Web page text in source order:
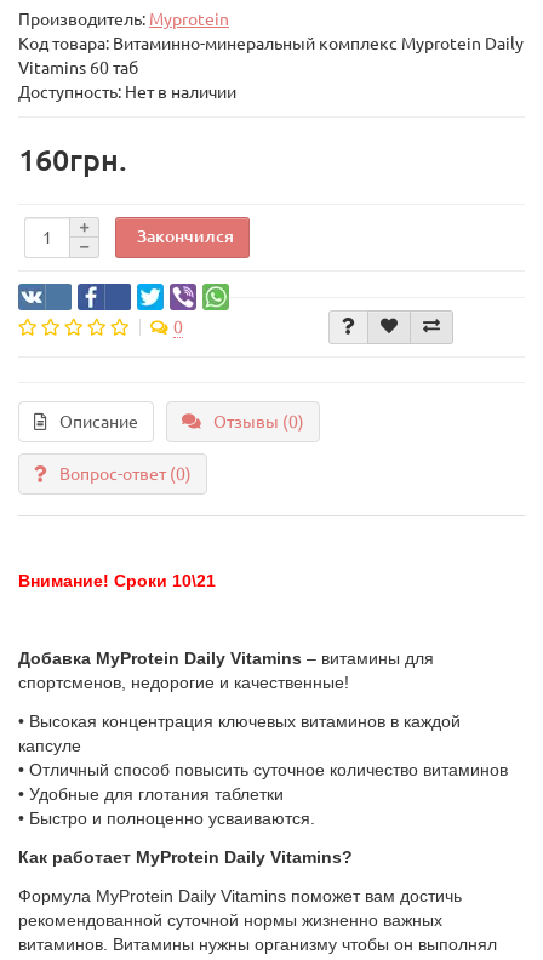
Производитель: Myprotein
Код товара: Витаминно-минеральный комплекс Myprotein Daily
Vitamins 60 таб
Доступность: Нет в наличии
160грн.
Закончился
0
Описание Отзывы (0)
Вопрос-ответ(0)
Внимание! Сроки 10\21
Добавка MyProtein Daily Vitamins – витамины для
спортсменов, недорогие и качественные!
• Высокая концентрация ключевых витаминов в каждой
капсуле
• Отличный способ повысить суточное количество витаминов
• Удобные для глотания таблетки
• Быстро и полноценно усваиваются.
Как работает MyProtein Daily Vitamins?
Формула MyProtein Daily Vitamins поможет вам достичь
рекомендованной суточной нормы жизненно важных
витаминов. Витамины нужны организму чтобы он выполнял